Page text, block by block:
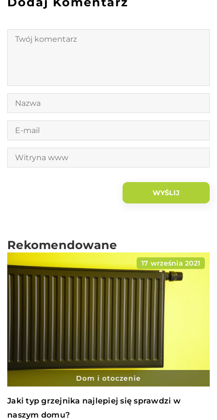
Rekomendowane
17 września 2021
Dom i otoczenie
Jaki typ grzejnika najlepiej się sprawdzi w
naszym domu?